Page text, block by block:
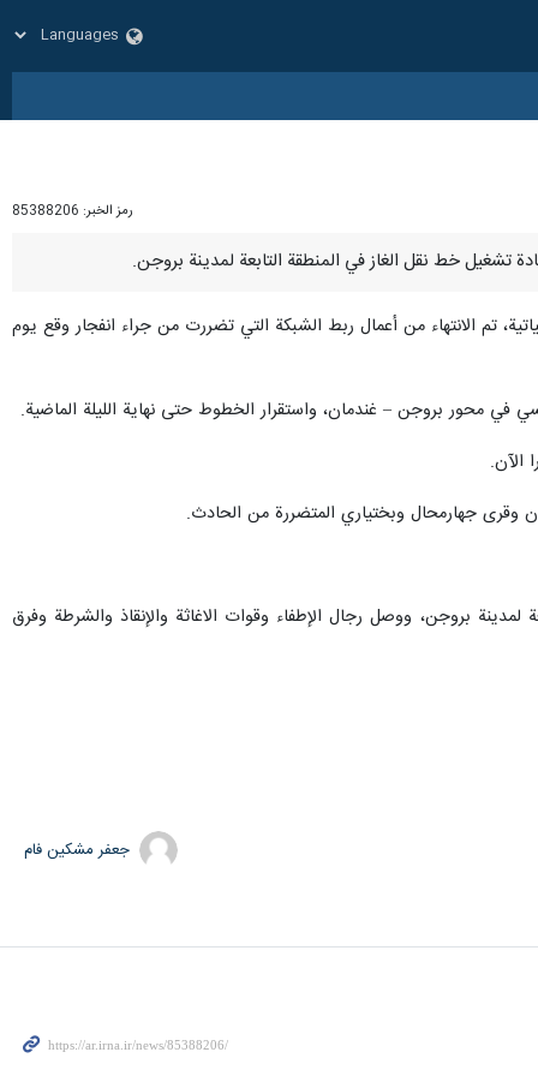
رمز الخبر: 85388206
تم الانتهاء من أعمال ربط الشبكة التي تضررت من جراء انفجار وقع يوم
في محور بروجن – غندمان، واستقرار الخطوط حتى نهاية الليلة الماضية.
الآن.
وقرى جهارمحال وبختياري المتضررة من الحادث.
بروجن، ووصل رجال الإطفاء وقوات الاغاثة والإنقاذ والشرطة وفرق
جعفر مشکین فام